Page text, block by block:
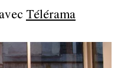
Télérama